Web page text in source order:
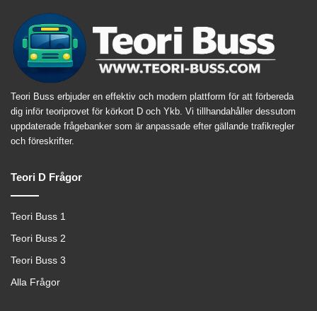
Teori Buss erbjuder en effektiv och modern plattform för att förbereda
dig inför teoriprovet för körkort D och Ykb. Vi tillhandahåller dessutom
uppdaterade frågebanker som är anpassade efter gällande trafikregler
och föreskrifter.
Teori D Frågor
Teori Buss 1
Teori Buss 2
Teori Buss 3
Alla Frågor